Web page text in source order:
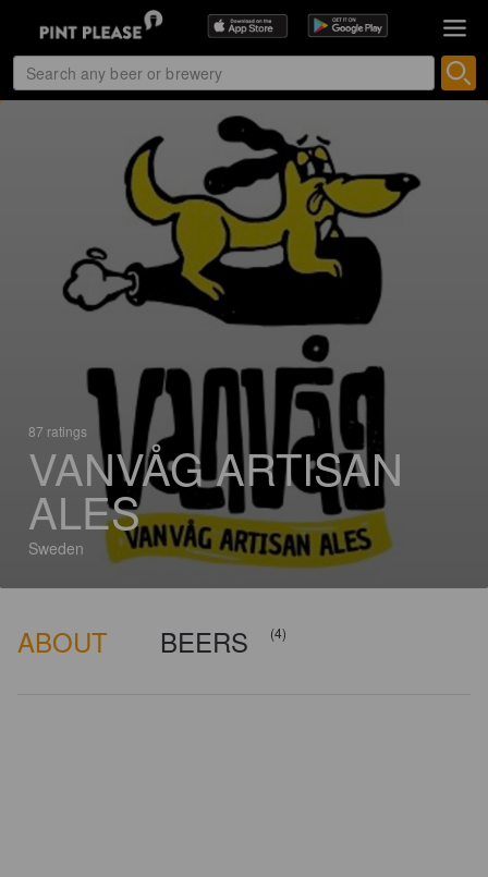
87 ratings
VANVÅG ARTISAN
ALES
Sweden
ABOUT BEERS (4)